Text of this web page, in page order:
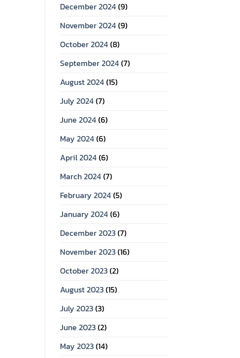
December 2024(9)
November 2024(9)
October 2024(8)
September 2024(7)
August 2024(15)
July 2024(7)
June 2024(6)
May 2024(6)
April 2024(6)
March 2024(7)
February 2024(5)
January 2024(6)
December 2023(7)
November 2023(16)
October 2023(2)
August 2023(15)
July 2023(3)
June 2023(2)
May 2023(14)